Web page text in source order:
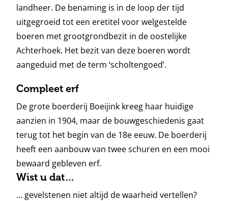
landheer. De benaming is in de loop der tijd
uitgegroeid tot een eretitel voor welgestelde
boeren met grootgrondbezit in de oostelijke
Achterhoek. Het bezit van deze boeren wordt
aangeduid met de term ‘scholtengoed’.
Compleet erf
De grote boerderij Boeijink kreeg haar huidige
aanzien in 1904, maar de bouwgeschiedenis gaat
terug tot het begin van de 18e eeuw. De boerderij
heeft een aanbouw van twee schuren en een mooi
bewaard gebleven erf.
Wist u dat…
… gevelstenen niet altijd de waarheid vertellen?